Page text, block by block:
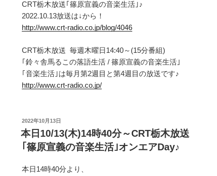
CRT栃木放送｢篠原宣義の音楽生活｣♪
2022.10.13放送は↓から！
http://www.crt-radio.co.jp/blog/4046
CRT栃木放送 毎週木曜日14:40～(15分番組)
｢鈴々舎馬るこの落語生活 / 篠原宣義の音楽生活｣
｢音楽生活｣は毎月第2週目と第4週目の放送です♪
http://www.crt-radio.co.jp/
投
稿
日:
2022年10月13日
本日10/13(木)14時40分～CRT栃木放送
｢篠原宣義の音楽生活｣オンエアDay♪
本日14時40分より、